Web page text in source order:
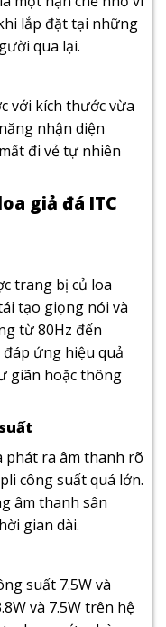
lắp đặt tại những
qua lại.
với kích thước vừa
nhận diện
đi vẻ tự nhiên
giả đá ITC
trang bị củ loa
tạo giọng nói và
từ 80Hz đến
ứng hiệu quả
giãn hoặc thông
phát ra âm thanh rõ
công suất quá lớn.
âm thanh sân
gian dài.
suất 7.5W và
và 7.5W trên hệ